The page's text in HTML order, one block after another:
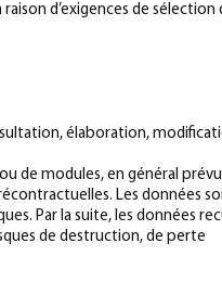
d’exigences de sélection
élaboration,
de modules, en général
Les données
Par la suite, les données
de destruction, de perte